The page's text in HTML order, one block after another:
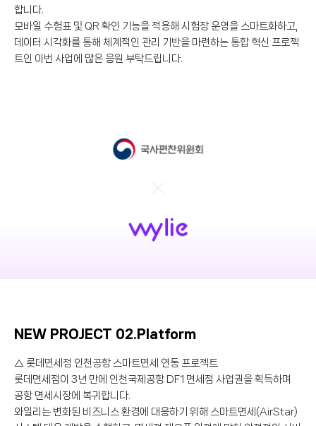
합니다.
모바일 수험표 및 QR 확인 기능을 적용해 시험장 운영을 스마트화하고,
데이터 시각화를 통해 체계적인 관리 기반을 마련하는 통합 혁신 프로젝
트인 이번 사업에 많은 응원 부탁드립니다.
NEW PROJECT 02.Platform
△ 롯데면세점 인천공항 스마트면세 연동 프로젝트
롯데면세점이 3년 만에 인천국제공항 DF1 면세점 사업권을 획득하며
공항 면세시장에 복귀합니다.
와일리는 변화된 비즈니스 환경에 대응하기 위해 스마트면세(AirStar)